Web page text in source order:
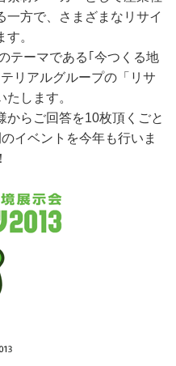
一方で、さまざまなリサイ
。
テーマである｢今つくる地
リアルグループの「リサ
します。
からご回答を10枚頂くごと
イベントを今年も行いま